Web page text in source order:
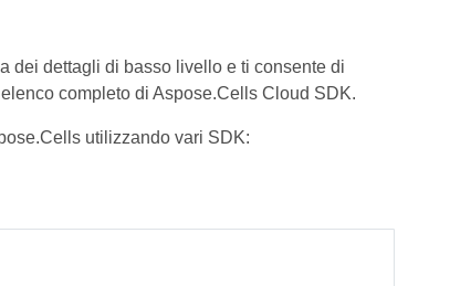
dei dettagli di basso livello e ti consente di
completo di Aspose.Cells Cloud SDK.
utilizzando vari SDK: